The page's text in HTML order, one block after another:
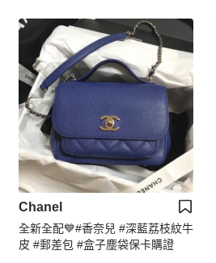
Chanel
全新全配💙#香奈兒 #深藍荔枝紋牛
皮 #郵差包 #盒子塵袋保卡購證